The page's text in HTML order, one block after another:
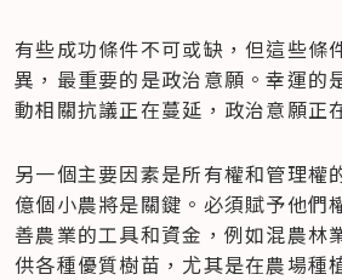
有些成功條件不可或缺，但這些條
異，最重要的是政治意願。幸運的
動相關抗議正在蔓延，政治意願正
另一個主要因素是所有權和管理權
億個小農將是關鍵。必須賦予他們
善農業的工具和資金，例如混農林
供各種優質樹苗，尤其是在農場種